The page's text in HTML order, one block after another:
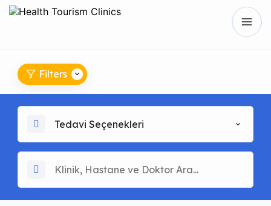
Filters
Tedavi Seçenekleri